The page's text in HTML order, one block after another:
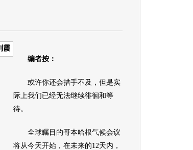
霞
编者按：
或许你还会措手不及，但是实
际上我们已经无法继续徘徊和等
待。
全球瞩目的哥本哈根气候会议
将从今天开始，在未来的12天内，